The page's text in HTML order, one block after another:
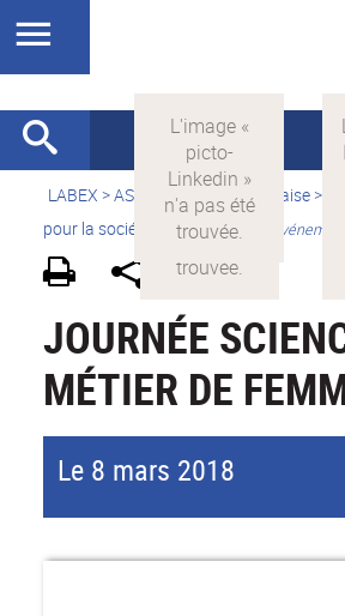
LABEX >ASLAN > Version française>
pour la société
Valorisation
JOURNÉE
MÉTIER DE
Le 8 mars 2018